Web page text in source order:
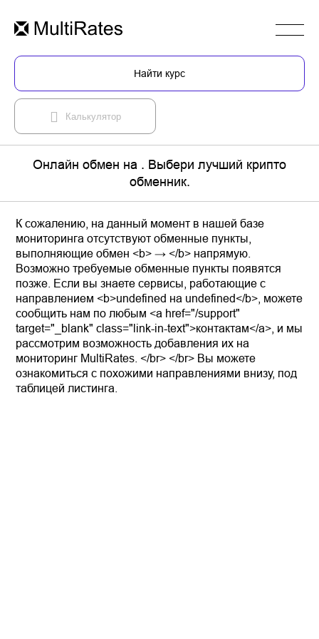
Найти курс
Калькулятор
Онлайн обмен на . Выбери лучший крипто
обменник.
К сожалению, на данный момент в нашей базе
мониторинга отсутствуют обменные пункты,
выполняющие обмен <b> → </b> напрямую.
Возможно требуемые обменные пункты появятся
позже. Если вы знаете сервисы, работающие с
направлением <b>undefined на undefined</b>, можете
сообщить нам по любым <a href="/support"
target="_blank" class="link-in-text">контактам</a>, и мы
рассмотрим возможность добавления их на
мониторинг MultiRates. </br> </br> Вы можете
ознакомиться с похожими направлениями внизу, под
таблицей листинга.